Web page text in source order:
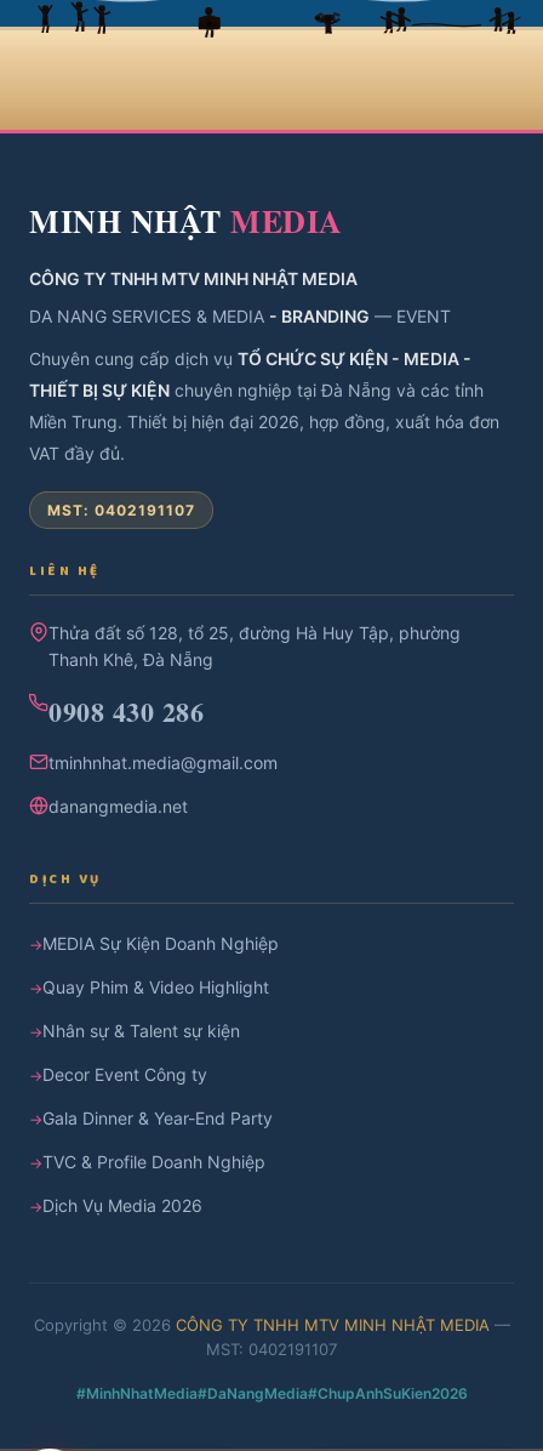
MINH NHẬT MEDIA
CÔNG TY TNHH MTV MINH NHẬT MEDIA
DA NANG SERVICES & MEDIA - BRANDING — EVENT
Chuyên cung cấp dịch vụ TỔ CHỨC SỰ KIỆN - MEDIA -
THIẾT BỊ SỰ KIỆN chuyên nghiệp tại Đà Nẵng và các tỉnh
Miền Trung. Thiết bị hiện đại 2026, hợp đồng, xuất hóa đơn
VAT đầy đủ.
MST: 0402191107
LIÊN HỆ
Thửa đất số 128, tổ 25, đường Hà Huy Tập, phường
Thanh Khê, Đà Nẵng
0908 430 286
tminhnhat.media@gmail.com
danangmedia.net
DỊCH VỤ
MEDIA Sự Kiện Doanh Nghiệp
Quay Phim & Video Highlight
Nhân sự & Talent sự kiện
Decor Event Công ty
Gala Dinner & Year-End Party
TVC & Profile Doanh Nghiệp
Dịch Vụ Media 2026
Copyright © 2026 CÔNG TY TNHH MTV MINH NHẬT MEDIA —
MST: 0402191107
#MinhNhatMedia#DaNangMedia#ChupAnhSuKien2026